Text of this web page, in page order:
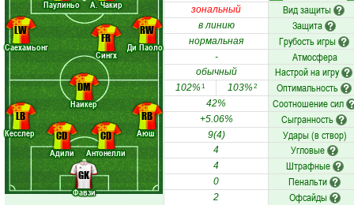
Фавзи
Кесслер
Адили
Антонелли
Аюш
Саехамьонг
Наикер
Сингх
Ди Паоло
Паулиньо А. Чакир
GK
LB
CD
CD
RB
LW
DM
FR
RW
зональный Вид защиты
в линию Защита
нормальная Грубость игры
- Атмосфера
обычный Настрой на игру
102%1 103%2 Оптимальность
42% Соотношение сил
+5.06% Сыгранность
9(4) Удары (в створ)
4 Угловые
4 Штрафные
0 Пенальти
2 Офсайды